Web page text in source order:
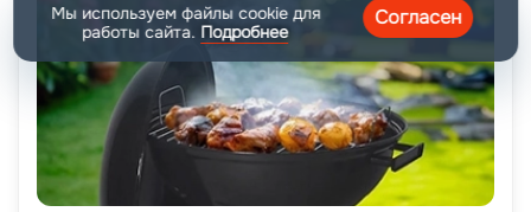
Мы используем файлы cookie для
работы сайта. Подробнее
Согласен